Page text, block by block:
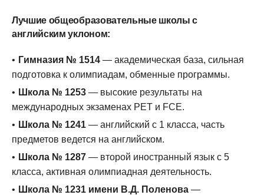
Лучшие общеобразовательные школы с
английским уклоном:
Гимназия № 1514 — академическая база, сильная
подготовка к олимпиадам, обменные программы.
Школа № 1253 — высокие результаты на
международных экзаменах PET и FCE.
Школа № 1241 — английский с 1 класса, часть
предметов ведется на английском.
Школа № 1287 — второй иностранный язык с 5
класса, активная олимпиадная деятельность.
Школа № 1231 имени В.Д. Поленова —